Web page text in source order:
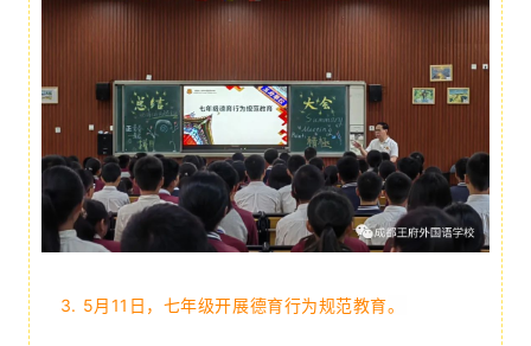
3. 5月11日，七年级开展德育行为规范教育。